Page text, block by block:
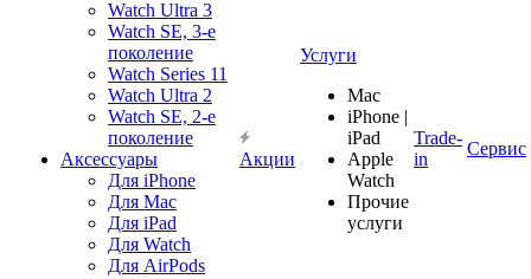
Watch Ultra 3
Watch SE, 3-е
поколение
Watch Series 11
Watch Ultra 2
Watch SE, 2-е
поколение
Аксессуары
Для iPhone
Для Mac
Для iPad
Для Watch
Для AirPods
Акции
Услуги
Mac
iPhone |
iPad
Apple
Watch
Прочие
услуги
Trade-
in
Сервис